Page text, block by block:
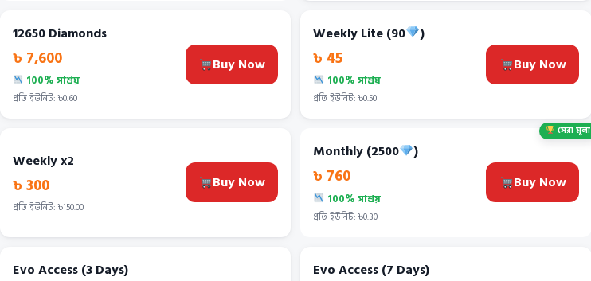
12650 Diamonds
৳ 7,600
100% সাশ্রয়
প্রতি ইউনিট: ৳0.60
Buy Now
Weekly Lite (90 )
৳ 45
100% সাশ্রয়
প্রতি ইউনিট: ৳0.50
Buy Now
Weekly x2
৳ 300
প্রতি ইউনিট: ৳150.00
Buy Now
সেরা মূল্য
Monthly (2500 )
৳ 760
100% সাশ্রয়
প্রতি ইউনিট: ৳0.30
Buy Now
Evo Access (3 Days) Evo Access (7 Days)